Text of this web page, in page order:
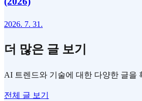
2026. 7. 31.
더 많은 글 보기
AI 트렌드와 기술에 대한 다양한 글을
전체 글 보기